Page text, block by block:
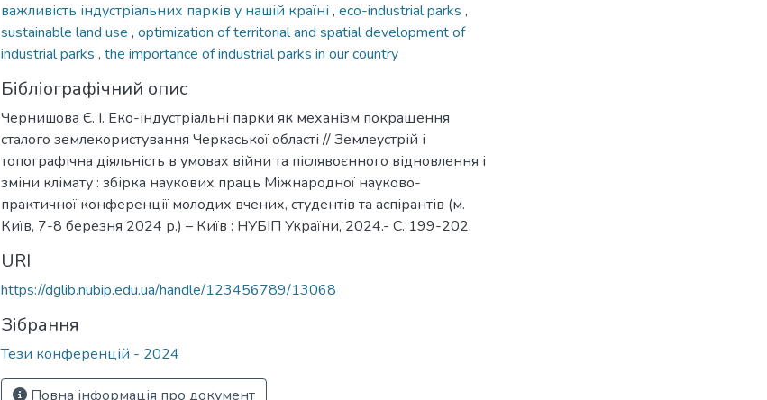
важливість індустріальних парків у нашій країні , eco-industrial parks ,
sustainable land use , optimization of territorial and spatial development of
industrial parks , the importance of industrial parks in our country
Бібліографічний опис
Чернишова Є. І. Еко-індустріальні парки як механізм покращення
сталого землекористування Черкаської області // Землеустрій і
топографічна діяльність в умовах війни та післявоєнного відновлення і
зміни клімату : збірка наукових праць Міжнародної науково-
практичної конференції молодих вчених, студентів та аспірантів (м.
Київ, 7-8 березня 2024 р.) – Київ : НУБІП України, 2024.- С. 199-202.
URI
https://dglib.nubip.edu.ua/handle/123456789/13068
Зібрання
Тези конференцій - 2024
Повна інформація про документ